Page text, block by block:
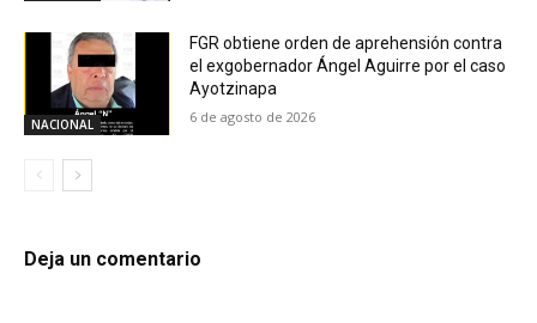
NACIONAL
FGR obtiene orden de aprehensión contra
el exgobernador Ángel Aguirre por el caso
Ayotzinapa
6 de agosto de 2026
Deja un comentario